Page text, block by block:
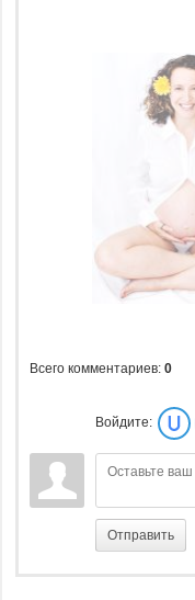
Всего комментариев: 0
Войдите:
Отправить